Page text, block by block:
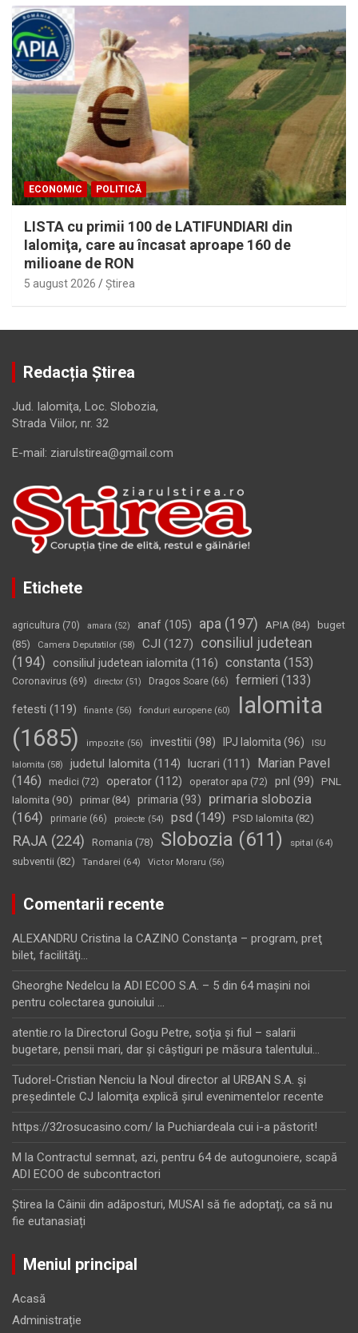
ECONOMIC POLITICĂ
LISTA cu primii 100 de LATIFUNDIARI din
Ialomiţa, care au încasat aproape 160 de
milioane de RON
5 august 2026 Ştirea
Redacția Știrea
Jud. Ialomiţa, Loc. Slobozia,
Strada Viilor, nr. 32
E-mail: ziarulstirea@gmail.com
Etichete
agricultura (70) amara (52) anaf (105) apa (197) APIA (84)
buget
(85)
Camera Deputatilor (58) CJI (127)
consiliul judetean
(194) consiliul judetean ialomita (116) constanta (153)
Coronavirus (69) director (51) Dragos Soare (66) fermieri (133)
fetesti (119) finante (56) fonduri europene (60)
Ialomita
(1685)
impozite (56) investitii (98) IPJ Ialomita (96) ISU
Ialomita (58) judetul Ialomita (114) lucrari (111)
Marian Pavel
(146)
medici (72) operator (112) operator apa (72) pnl (99)
PNL
Ialomita (90) primar(84) primaria (93)
primaria slobozia
(164)
primarie (66) proiecte (54) psd (149) PSD Ialomita (82)
RAJA (224) Romania (78) Slobozia (611) spital (64)
subventii (82) Tandarei (64) Victor Moraru (56)
Comentarii recente
ALEXANDRU Cristina la CAZINO Constanţa – program, preţ
bilet, facilităţi…
Gheorghe Nedelcu la ADI ECOO S.A. – 5 din 64 maşini noi
pentru colectarea gunoiului …
atentie.ro la Directorul Gogu Petre, soţia şi fiul – salarii
bugetare, pensii mari, dar şi câştiguri pe măsura talentului…
Tudorel-Cristian Nenciu la Noul director al URBAN S.A. şi
preşedintele CJ Ialomiţa explică şirul evenimentelor recente
https://32rosucasino.com/ la Puchiardeala cui i-a păstorit!
M la Contractul semnat, azi, pentru 64 de autogunoiere, scapă
ADI ECOO de subcontractori
Ştirea la Câinii din adăposturi, MUSAI să fie adoptați, ca să nu
fie eutanasiați
Meniul principal
Acasă
Administrație